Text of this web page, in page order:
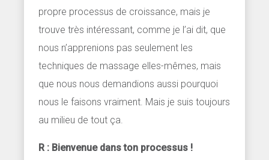
propre processus de croissance, mais je
trouve très intéressant, comme je l’ai dit, que
nous n’apprenions pas seulement les
techniques de massage elles-mêmes, mais
que nous nous demandions aussi pourquoi
nous le faisons vraiment. Mais je suis toujours
au milieu de tout ça.
R : Bienvenue dans ton processus !